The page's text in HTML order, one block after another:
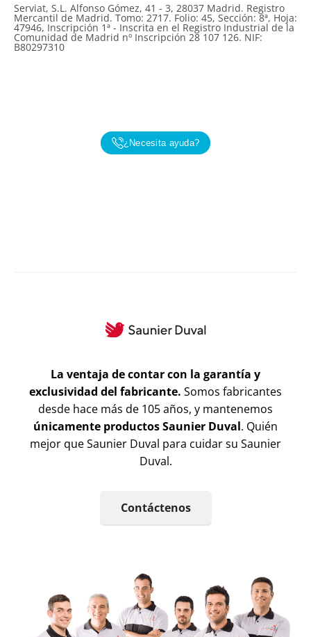
Serviat, S.L. Alfonso Gómez, 41 - 3, 28037 Madrid. Registro
Mercantil de Madrid. Tomo: 2717. Folio: 45, Sección: 8ª, Hoja:
47946, Inscripción 1ª - Inscrita en el Registro Industrial de la
Comunidad de Madrid nº Inscripción 28 107 126. NIF:
B80297310
¿Necesita ayuda?
La ventaja de contar con la garantía y
exclusividad del fabricante. Somos fabricantes
desde hace más de 105 años, y mantenemos
únicamente productos Saunier Duval. Quién
mejor que Saunier Duval para cuidar su Saunier
Duval.
Contáctenos